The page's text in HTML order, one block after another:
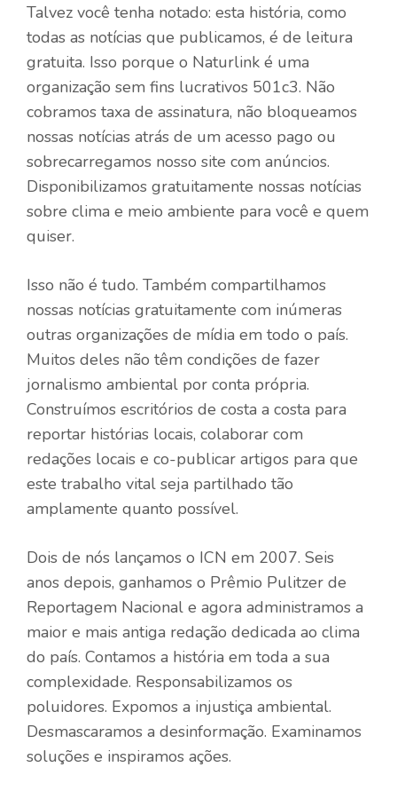
Talvez você tenha notado: esta história, como
todas as notícias que publicamos, é de leitura
gratuita. Isso porque o Naturlink é uma
organização sem fins lucrativos 501c3. Não
cobramos taxa de assinatura, não bloqueamos
nossas notícias atrás de um acesso pago ou
sobrecarregamos nosso site com anúncios.
Disponibilizamos gratuitamente nossas notícias
sobre clima e meio ambiente para você e quem
quiser.
Isso não é tudo. Também compartilhamos
nossas notícias gratuitamente com inúmeras
outras organizações de mídia em todo o país.
Muitos deles não têm condições de fazer
jornalismo ambiental por conta própria.
Construímos escritórios de costa a costa para
reportar histórias locais, colaborar com
redações locais e co-publicar artigos para que
este trabalho vital seja partilhado tão
amplamente quanto possível.
Dois de nós lançamos o ICN em 2007. Seis
anos depois, ganhamos o Prêmio Pulitzer de
Reportagem Nacional e agora administramos a
maior e mais antiga redação dedicada ao clima
do país. Contamos a história em toda a sua
complexidade. Responsabilizamos os
poluidores. Expomos a injustiça ambiental.
Desmascaramos a desinformação. Examinamos
soluções e inspiramos ações.